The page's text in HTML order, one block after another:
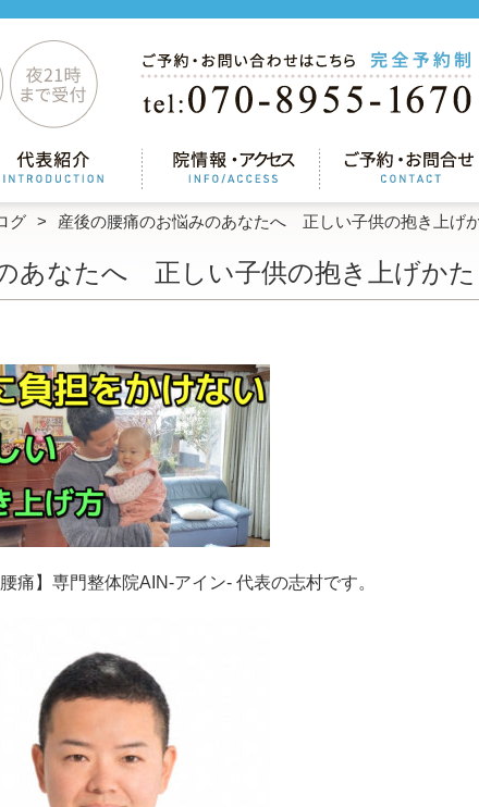
グ 産後の腰痛のお悩みのあなたへ 正しい子供の抱き上げ
あなたへ 正しい子供の抱き上げかた
痛】専門整体院AIN-アイン- 代表の志村です。